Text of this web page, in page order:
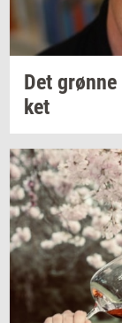
Det grøn­ne
ket